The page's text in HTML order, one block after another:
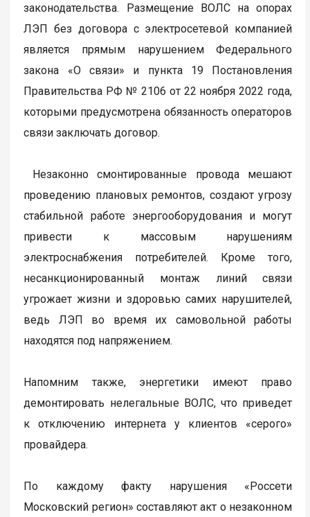
законодательства. Размещение ВОЛС на опорах
ЛЭП без договора с электросетевой компанией
является прямым нарушением Федерального
закона «О связи» и пункта 19 Постановления
Правительства РФ № 2106 от 22 ноября 2022 года,
которыми предусмотрена обязанность операторов
связи заключать договор.
Незаконно смонтированные провода мешают
проведению плановых ремонтов, создают угрозу
стабильной работе энергооборудования и могут
привести к массовым нарушениям
электроснабжения потребителей. Кроме того,
несанкционированный монтаж линий связи
угрожает жизни и здоровью самих нарушителей,
ведь ЛЭП во время их самовольной работы
находятся под напряжением.
Напомним также, энергетики имеют право
демонтировать нелегальные ВОЛС, что приведет
к отключению интернета у клиентов «серого»
провайдера.
По каждому факту нарушения «Россети
Московский регион» составляют акт о незаконном